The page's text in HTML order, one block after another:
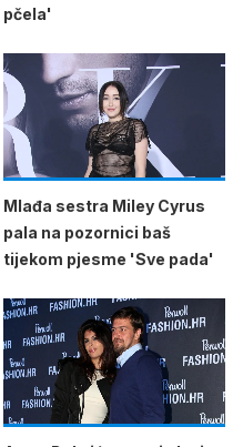
pčela'
Mlađa sestra Miley Cyrus
pala na pozornici baš
tijekom pjesme 'Sve pada'